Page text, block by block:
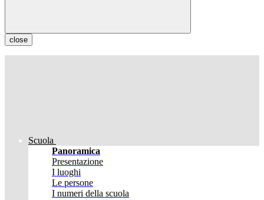
close
Scuola
Panoramica
Presentazione
I luoghi
Le persone
I numeri della scuola